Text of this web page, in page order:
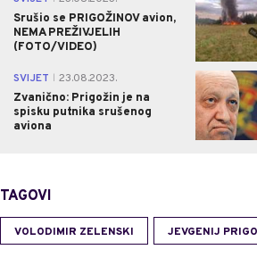
Srušio se PRIGOŽINOV avion,
NEMA PREŽIVJELIH
(FOTO/VIDEO)
SVIJET
23.08.2023.
Zvanično: Prigožin je na
spisku putnika srušenog
aviona
TAGOVI
VOLODIMIR ZELENSKI JEVGENIJ